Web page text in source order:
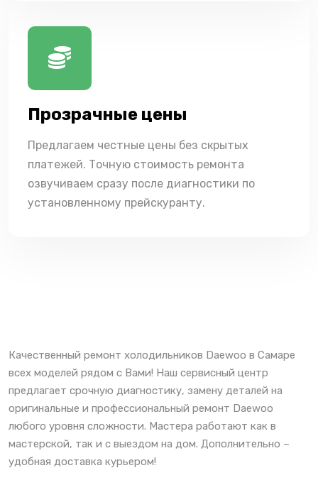
Прозрачные цены
Предлагаем честные цены без скрытых
платежей. Точную стоимость ремонта
озвучиваем сразу после диагностики по
установленному прейскуранту.
Качественный ремонт холодильников Daewoo в Самаре
всех моделей рядом с Вами! Наш сервисный центр
предлагает срочную диагностику, замену деталей на
оригинальные и профессиональный ремонт Daewoo
любого уровня сложности. Мастера работают как в
мастерской, так и с выездом на дом. Дополнительно –
удобная доставка курьером!